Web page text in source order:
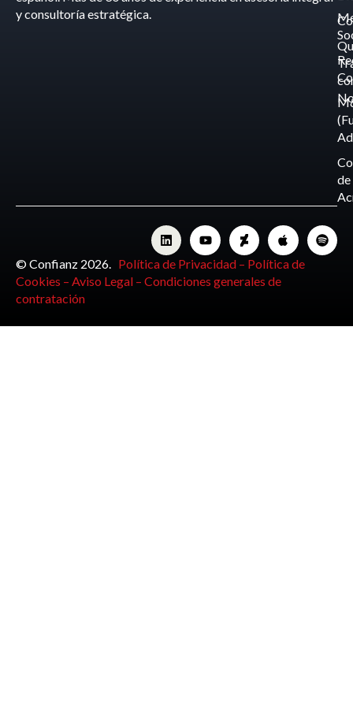
y consultoría estratégica.
de
© Confianz 2026. Política de Privacidad – Política de
Cookies – Aviso Legal – Condiciones generales de
contratación